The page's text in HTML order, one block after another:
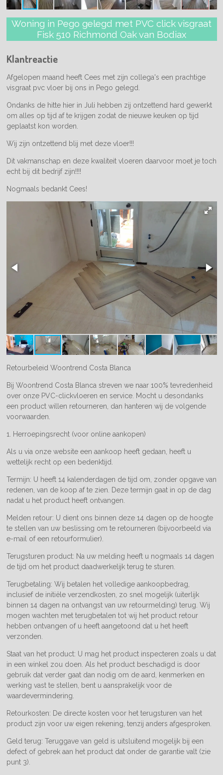
Woning in Pego gelegd met PVC click visgraat
Fisk 510 Richmond Oak van Bodiax
Klantreactie
Afgelopen maand heeft Cees met zijn collega's een prachtige
visgraat pvc vloer bij ons in Pego gelegd.
Ondanks de hitte hier in Juli hebben zij ontzettend hard gewerkt
om alles op tijd af te krijgen zodat de nieuwe keuken op tijd
geplaatst kon worden.
Wij zijn ontzettend blij met deze vloer!!!
Dit vakmanschap en deze kwaliteit vloeren daarvoor moet je toch
echt bij dit bedrijf zijn!!!!
Nogmaals bedankt Cees!
Retourbeleid Woontrend Costa Blanca
Bij Woontrend Costa Blanca streven we naar 100% tevredenheid
over onze PVC-clickvloeren en service. Mocht u desondanks
een product willen retourneren, dan hanteren wij de volgende
voorwaarden.
1. Herroepingsrecht (voor online aankopen)
Als u via onze website een aankoop heeft gedaan, heeft u
wettelijk recht op een bedenktijd.
Termijn: U heeft 14 kalenderdagen de tijd om, zonder opgave van
redenen, van de koop af te zien. Deze termijn gaat in op de dag
nadat u het product heeft ontvangen.
Melden retour: U dient ons binnen deze 14 dagen op de hoogte
te stellen van uw beslissing om te retourneren (bijvoorbeeld via
e-mail of een retourformulier).
Terugsturen product: Na uw melding heeft u nogmaals 14 dagen
de tijd om het product daadwerkelijk terug te sturen.
Terugbetaling: Wij betalen het volledige aankoopbedrag,
inclusief de initiële verzendkosten, zo snel mogelijk (uiterlijk
binnen 14 dagen na ontvangst van uw retourmelding) terug. Wij
mogen wachten met terugbetalen tot wij het product retour
hebben ontvangen of u heeft aangetoond dat u het heeft
verzonden.
Staat van het product: U mag het product inspecteren zoals u dat
in een winkel zou doen. Als het product beschadigd is door
gebruik dat verder gaat dan nodig om de aard, kenmerken en
werking vast te stellen, bent u aansprakelijk voor de
waardevermindering.
Retourkosten: De directe kosten voor het terugsturen van het
product zijn voor uw eigen rekening, tenzij anders afgesproken.
Geld terug: Teruggave van geld is uitsluitend mogelijk bij een
defect of gebrek aan het product dat onder de garantie valt (zie
punt 3).